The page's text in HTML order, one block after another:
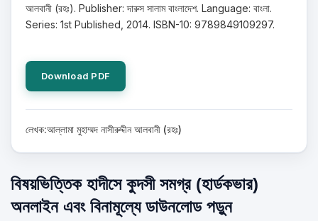
আলবানী (রহঃ). Publisher: দারুস সালাম বাংলাদেশ. Language: বাংলা.
Series: 1st Published, 2014. ISBN-10: 9789849109297.
Download PDF
লেখক:আল্লামা মুহাম্মদ নাসীরুদ্দীন আলবানী (রহঃ)
বিষয়ভিত্তিক হাদীসে কুদসী সমগ্র (হার্ডকভার)
অনলাইন এবং বিনামূল্যে ডাউনলোড পড়ুন